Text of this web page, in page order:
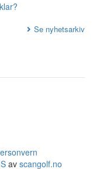
Se nyhetsarkiv
avscangolf.no